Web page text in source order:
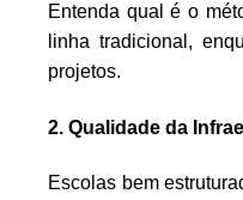
Entenda qual é o
linha tradicional,
projetos.
2. Qualidade da
Escolas bem